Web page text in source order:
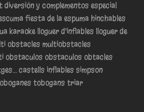
diversión y complementos especial
fiesta de la espuma hinchables
karaoke lloguer d'inflables lloguer de
obstacles multiobstacles
obstaculos obstaculos obtacles
castells inflables simpson
tobogans triar